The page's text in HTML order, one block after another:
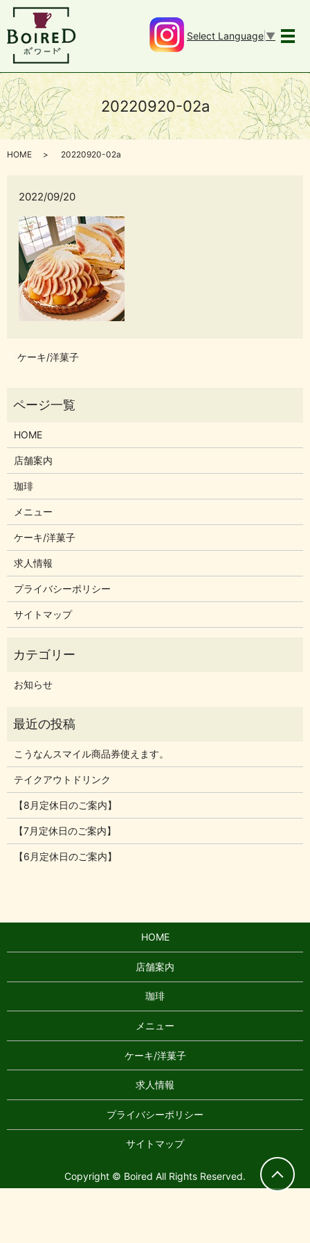
メ
Select Language ▼
20220920-02a
HOME 20220920-02a
2022/09/20
ケーキ/洋菓子
HOME
店舗案内
珈琲
メニュー
ケーキ/洋菓子
求人情報
プライバシーポリシー
サイトマップ
お知らせ
こうなんスマイル商品券使えます。
テイクアウトドリンク
【8月定休日のご案内】
【7月定休日のご案内】
【6月定休日のご案内】
HOME
店舗案内
珈琲
メニュー
ケーキ/洋菓子
求人情報
プライバシーポリシー
サイトマップ
Copyright © Boired All Rights Reserved.